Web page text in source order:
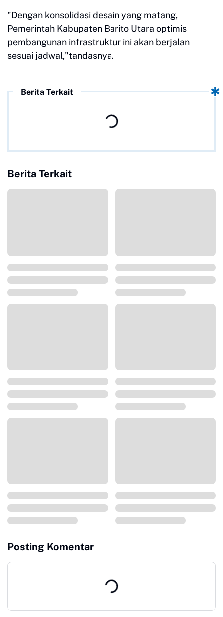
"Dengan konsolidasi desain yang matang,
Pemerintah Kabupaten Barito Utara optimis
pembangunan infrastruktur ini akan berjalan
sesuai jadwal,"tandasnya.
Berita Terkait
Berita Terkait
Posting Komentar